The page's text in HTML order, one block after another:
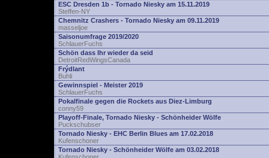
ESC Dresden 1b - Tornado Niesky am 15.11.2019
Steffen-NY
Chemnitz Crashers - Tornado Niesky am 09.11.2019
masseljoe
Saisonumfrage 2019/2020
SchlauerFuchs
Schön dass Ihr wieder da seid
DetroitRedWingsCanada
Frýdlant
Buhli
Gewinnspiel - Meister 2019
SchlauerFuchs
Pokalfinale gegen die Rockets aus Diez-Limburg
conny59
Playoff-Finale, Tornado Niesky - Schönheider Wölfe
Puckschubser
Tornado Niesky - EHC Berlin Blues am 17.02.2018
Kufenschoner
Tornado Niesky - Schönheider Wölfe am 03.02.2018